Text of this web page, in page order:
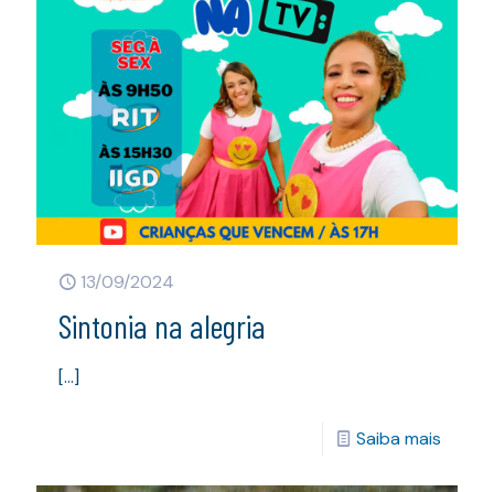
13/09/2024
Sintonia na alegria
[…]
Saiba mais